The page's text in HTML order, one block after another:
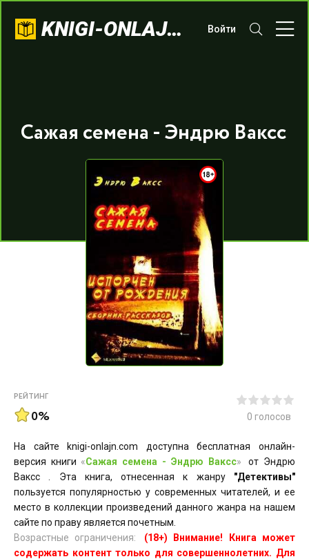
KNIGI-ONLAJN.COM Войти
Сажая семена - Эндрю Ваксс
РЕЙТИНГ
0% 0 голосов
На сайте knigi-onlajn.com доступна бесплатная онлайн-
версия книги «Сажая семена - Эндрю Ваксс»
от Эндрю
Ваксс . Эта книга, отнесенная к жанру "Детективы"
пользуется популярностью у современных читателей, и ее
место в коллекции произведений данного жанра на нашем
сайте по праву является почетным.
Возрастные ограничения:
(18+) Внимание! Книга может
содержать контент только для совершеннолетних. Для